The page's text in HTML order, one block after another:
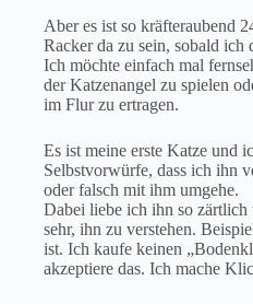
Aber es ist so kräfteraubend
Racker da zu sein, sobald ich
Ich möchte einfach mal
der Katzenangel zu spielen
im Flur zu ertragen.
Es ist meine erste Katze und
Selbstvorwürfe, dass ich ihn
oder falsch mit ihm umgehe.
Dabei liebe ich ihn so
sehr, ihn zu verstehen.
ist. Ich kaufe keinen
akzeptiere das. Ich mache